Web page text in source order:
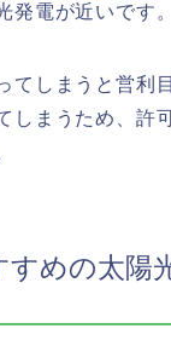
発電が近いです。
てしまうと営利
しまうため、許
すめの太陽